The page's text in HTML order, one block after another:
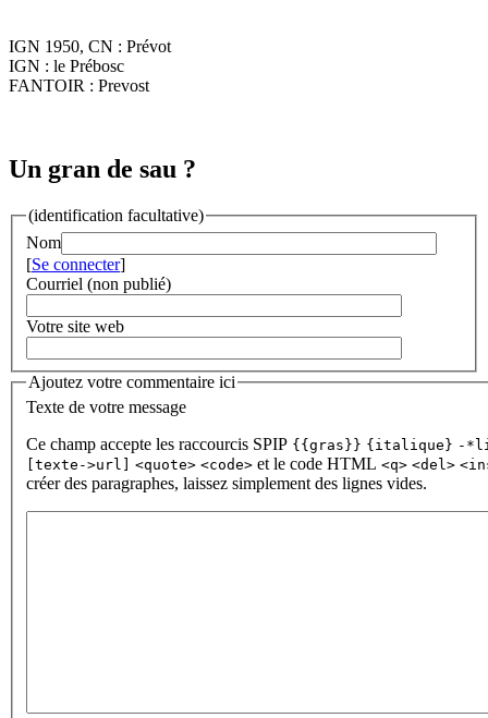
IGN 1950, CN : Prévot
IGN : le Prébosc
FANTOIR : Prevost
Un gran de sau ?
(identification facultative)
Nom
[Se connecter]
Courriel (non publié)
Votre site web
Ajoutez votre commentaire ici
Texte de votre message
Ce champ accepte les raccourcis SPIP {{gras}} {italique} -
[texte->url]
<quote> <code> et le code HTML <q> <del>
créer des paragraphes, laissez simplement des lignes vides.